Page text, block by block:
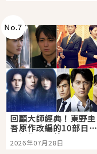
No.7
回顧大師經典！東野圭
吾原作改編的10部日本
影視作品推薦
2026年07月28日